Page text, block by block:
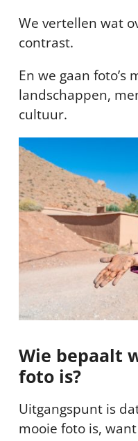
We vertellen wat
contrast.
En we gaan foto’s
landschappen,
cultuur.
Wie bepaalt
foto is?
Uitgangspunt is
mooie foto is,